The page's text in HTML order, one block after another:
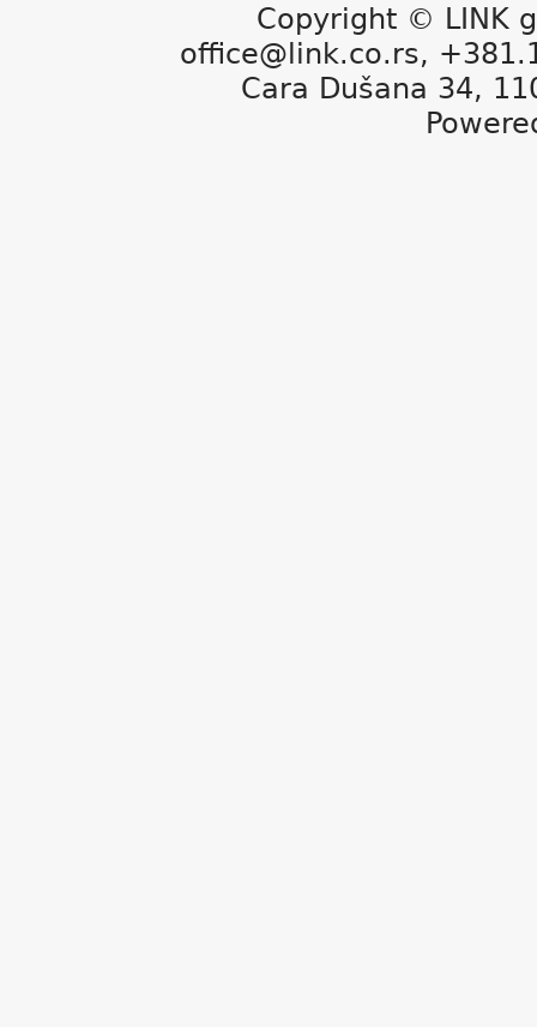
Copyright © LINK
office@link.co.rs,
Cara Dušana 34,